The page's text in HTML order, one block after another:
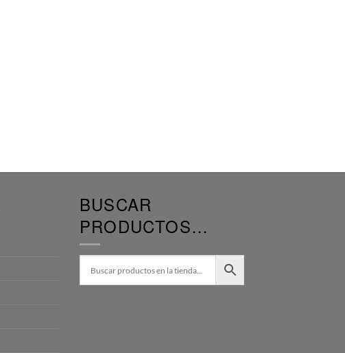
BUSCAR
PRODUCTOS…